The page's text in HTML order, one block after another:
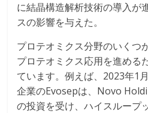
に結晶構造解析技術の導入が
スの影響を与えた。
プロテオミクス分野のいくつ
プロテオミクス応用を進める
ています。例えば、2023年1
企業のEvosepは、Novo
の投資を受け、ハイスループ